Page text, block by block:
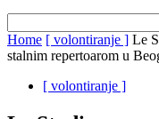
Home [ volontiranje ] Le
stalnim repertoarom u
[ volontiranje ]